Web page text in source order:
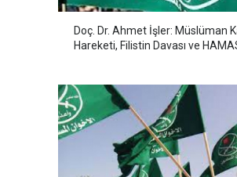
Doç. Dr. Ahmet İşler: Müslüman
Hareketi, Filistin Davası ve